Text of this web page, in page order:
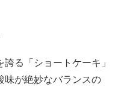
る「ショートケーキ」
味が絶妙なバランスの